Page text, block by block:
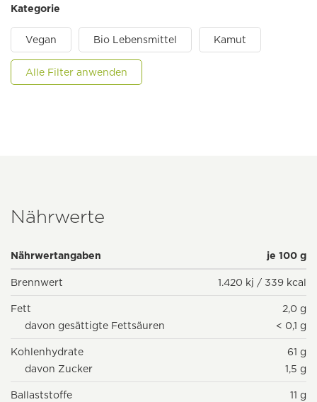
Kategorie
Vegan Bio Lebensmittel Kamut
Alle Filter anwenden
Nährwerte
Nährwertangaben je 100 g
Brennwert 1.420 kj / 339 kcal
Fett
2,0 g
davon gesättigte Fettsäuren
< 0,1 g
Kohlenhydrate
61 g
davon Zucker
1,5 g
Ballaststoffe 11 g